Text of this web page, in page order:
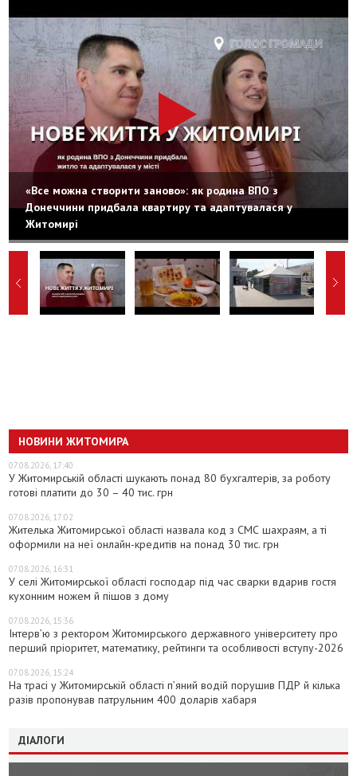
«Все можна створити заново»: як родина ВПО з
Донеччини придбала квартиру та адаптувалася у
Житомирі
НОВИНИ ЖИТОМИРА
07.08.2026, 17:40
У Житомирській області шукають понад 80 бухгалтерів, за роботу
готові платити до 30 – 40 тис. грн
07.08.2026, 17:02
Жителька Житомирської області назвала код з СМС шахраям, а ті
оформили на неї онлайн-кредитів на понад 30 тис. грн
07.08.2026, 16:31
У селі Житомирської області господар під час сварки вдарив гостя
кухонним ножем й пішов з дому
07.08.2026, 15:36
Інтерв’ю з ректором Житомирського державного університету про
перший пріоритет, математику, рейтинги та особливості вступу-2026
07.08.2026, 15:24
На трасі у Житомирській області п’яний водій порушив ПДР й кілька
разів пропонував патрульним 400 доларів хабаря
ДІАЛОГИ